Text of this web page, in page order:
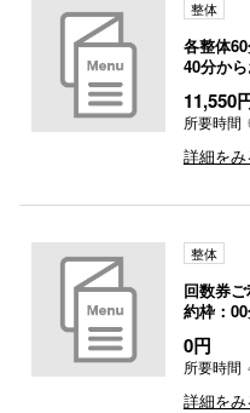
整体
各整体
40分か
11,550
所要時間
詳細をみ
整体
回数券
約枠：
0円
所要時間
詳細をみ